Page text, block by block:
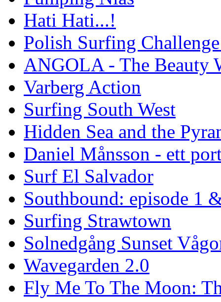
Hati Hati...!
Polish Surfing
ANGOLA - The Beauty
Varberg Action
Surfing South West
Hidden Sea and the
Daniel Månsson - ett
Surf El Salvador
Southbound: episode 1
Surfing Strawtown
Solnedgång Sunset
Wavegarden 2.0
Fly Me To The Moon: